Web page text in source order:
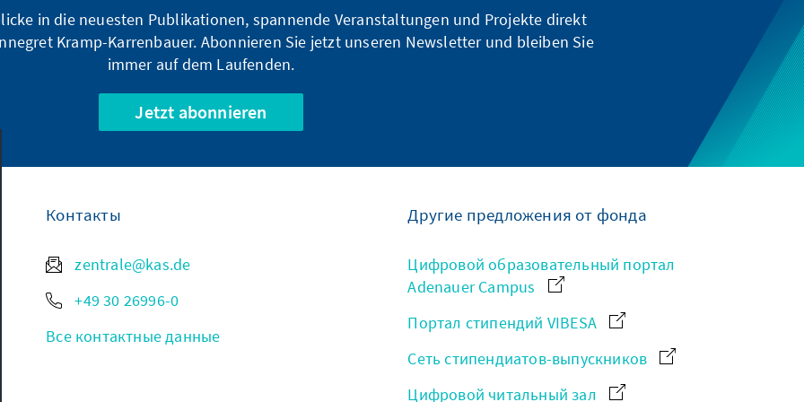
in die neuesten Publikationen, spannende Veranstaltungen und Projekte direkt
Kramp-Karrenbauer. Abonnieren Sie jetzt unseren Newsletter und bleiben Sie
immer auf dem Laufenden.
Jetzt abonnieren
Контакты
zentrale@kas.de
+49 30 26996-0
Все контактные данные
Другие предложения от фонда
Цифровой образовательный портал
Adenauer Campus
Портал стипендий VIBESA
Сеть стипендиатов-выпускников
Цифровой читальный зал